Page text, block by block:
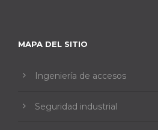
MAPA DEL SITIO
Ingeniería de accesos
Seguridad industrial